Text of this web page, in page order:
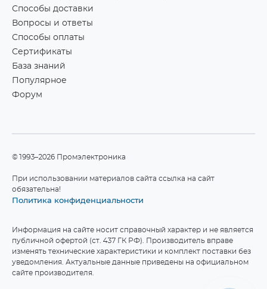
Способы доставки
Вопросы и ответы
Способы оплаты
Сертификаты
База знаний
Популярное
Форум
©1993–2026 Промэлектроника
При использовании материалов сайта ссылка на сайт
обязательна!
Политика конфиденциальности
Информация на сайте носит справочный характер и не является
публичной офертой (ст. 437 ГК РФ). Производитель вправе
изменять технические характеристики и комплект поставки без
уведомления. Актуальные данные приведены на официальном
сайте производителя.
Мы используем файлы cookie для работы сайта.